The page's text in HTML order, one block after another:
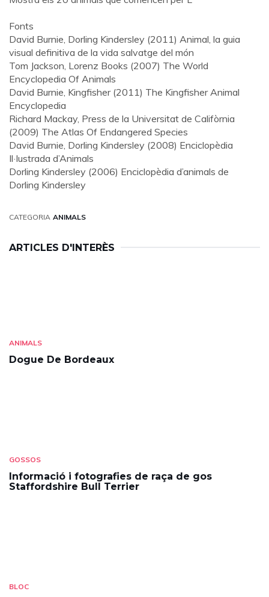
Fonts
David Burnie, Dorling Kindersley (2011) Animal, la guia
visual definitiva de la vida salvatge del món
Tom Jackson, Lorenz Books (2007) The World
Encyclopedia Of Animals
David Burnie, Kingfisher (2011) The Kingfisher Animal
Encyclopedia
Richard Mackay, Press de la Universitat de Califòrnia
(2009) The Atlas Of Endangered Species
David Burnie, Dorling Kindersley (2008) Enciclopèdia
Il·lustrada d’Animals
Dorling Kindersley (2006) Enciclopèdia d’animals de
Dorling Kindersley
CATEGORIA ANIMALS
ARTICLES D'INTERÈS
ANIMALS
Dogue De Bordeaux
GOSSOS
Informació i fotografies de raça de gos
Staffordshire Bull Terrier
BLOC